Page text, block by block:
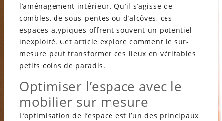
l’aménagement intérieur. Qu’il s’agisse de
combles, de sous-pentes ou d’alcôves, ces
espaces atypiques offrent souvent un potentiel
inexploité. Cet article explore comment le sur-
mesure peut transformer ces lieux en véritables
petits coins de paradis.
Optimiser l’espace avec le
mobilier sur mesure
L’optimisation de l’espace est l’un des principaux